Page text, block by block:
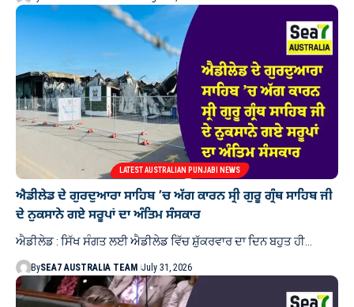
LATEST AUSTRALIAN PUNJABI NEWS
ਐਡੀਲੇਡ ਦੇ ਗੁਰਦੁਆਰਾ ਸਾਹਿਬ ’ਚ ਅੱਗ ਕਾਰਨ ਸ੍ਰੀ ਗੁਰੂ ਗ੍ਰੰਥ ਸਾਹਿਬ ਜੀ
ਦੇ ਨੁਕਸਾਨੇ ਗਏ ਸਰੂਪਾਂ ਦਾ ਅੰਤਿਮ ਸੰਸਕਾਰ
ਐਡੀਲੇਡ : ਸਿੱਖ ਸੰਗਤ ਲਈ ਐਡੀਲੇਡ ਵਿੱਚ ਸ਼ੁੱਕਰਵਾਰ ਦਾ ਦਿਨ ਬਹੁਤ ਹੀ…
BySEA7 AUSTRALIA TEAM July 31, 2026